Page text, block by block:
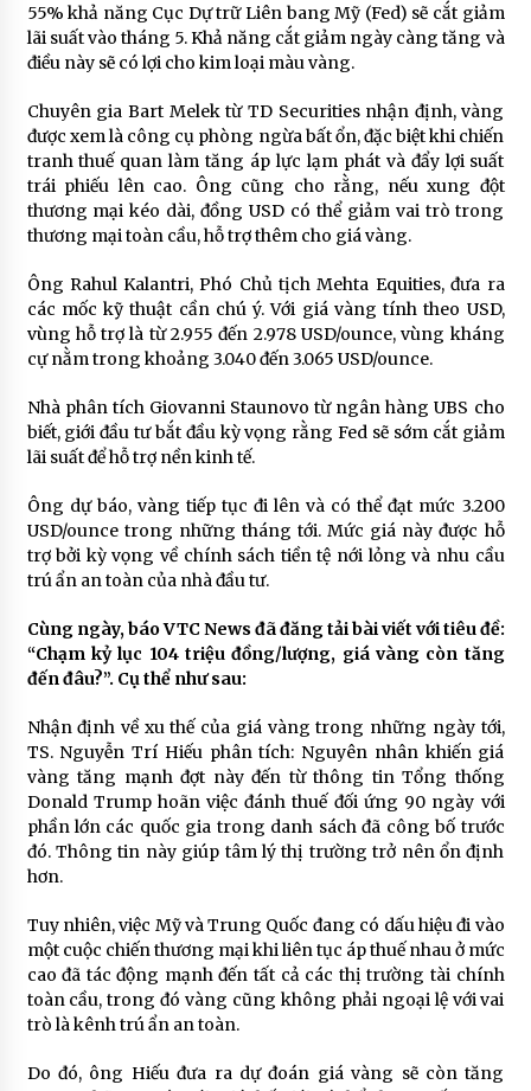
55% khả năng Cục Dự trữ Liên bang Mỹ (Fed) sẽ cắt giảm
lãi suất vào tháng 5. Khả năng cắt giảm ngày càng tăng và
điều này sẽ có lợi cho kim loại màu vàng.
Chuyên gia Bart Melek từ TD Securities nhận định, vàng
được xem là công cụ phòng ngừa bất ổn, đặc biệt khi chiến
tranh thuế quan làm tăng áp lực lạm phát và đẩy lợi suất
trái phiếu lên cao. Ông cũng cho rằng, nếu xung đột
thương mại kéo dài, đồng USD có thể giảm vai trò trong
thương mại toàn cầu, hỗ trợ thêm cho giá vàng.
Ông Rahul Kalantri, Phó Chủ tịch Mehta Equities, đưa ra
các mốc kỹ thuật cần chú ý. Với giá vàng tính theo USD,
vùng hỗ trợ là từ 2.955 đến 2.978 USD/ounce, vùng kháng
cự nằm trong khoảng 3.040 đến 3.065 USD/ounce.
Nhà phân tích Giovanni Staunovo từ ngân hàng UBS cho
biết, giới đầu tư bắt đầu kỳ vọng rằng Fed sẽ sớm cắt giảm
lãi suất để hỗ trợ nền kinh tế.
Ông dự báo, vàng tiếp tục đi lên và có thể đạt mức 3.200
USD/ounce trong những tháng tới. Mức giá này được hỗ
trợ bởi kỳ vọng về chính sách tiền tệ nới lỏng và nhu cầu
trú ẩn an toàn của nhà đầu tư.
Cùng ngày, báo VTC News đã đăng tải bài viết với tiêu đề:
“Chạm kỷ lục 104 triệu đồng/lượng, giá vàng còn tăng
đến đâu?”. Cụ thể như sau:
Nhận định về xu thế của giá vàng trong những ngày tới,
TS. Nguyễn Trí Hiếu phân tích: Nguyên nhân khiến giá
vàng tăng mạnh đợt này đến từ thông tin Tổng thống
Donald Trump hoãn việc đánh thuế đối ứng 90 ngày với
phần lớn các quốc gia trong danh sách đã công bố trước
đó. Thông tin này giúp tâm lý thị trường trở nên ổn định
hơn.
Tuy nhiên, việc Mỹ và Trung Quốc đang có dấu hiệu đi vào
một cuộc chiến thương mại khi liên tục áp thuế nhau ở mức
cao đã tác động mạnh đến tất cả các thị trường tài chính
toàn cầu, trong đó vàng cũng không phải ngoại lệ với vai
trò là kênh trú ẩn an toàn.
Do đó, ông Hiếu đưa ra dự đoán giá vàng sẽ còn tăng